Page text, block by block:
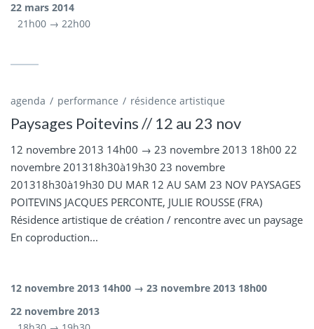
22 mars 2014
21h00 → 22h00
agenda performance résidence artistique
Paysages Poitevins // 12 au 23 nov
12 novembre 2013 14h00 → 23 novembre 2013 18h00 22
novembre 201318h30à19h30 23 novembre
201318h30à19h30 DU MAR 12 AU SAM 23 NOV PAYSAGES
POITEVINS JACQUES PERCONTE, JULIE ROUSSE (FRA)
Résidence artistique de création / rencontre avec un paysage
En coproduction...
12 novembre 2013 14h00 → 23 novembre 2013 18h00
22 novembre 2013